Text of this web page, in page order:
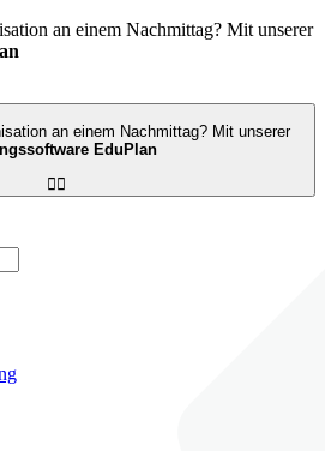
an einem Nachmittag? Mit unserer
an einem Nachmittag? Mit unserer
EduPlan
